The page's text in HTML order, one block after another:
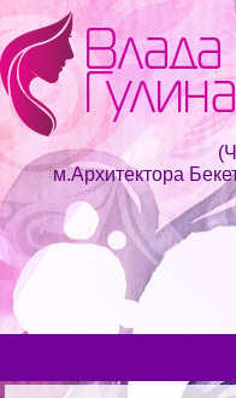
м.Архитектора